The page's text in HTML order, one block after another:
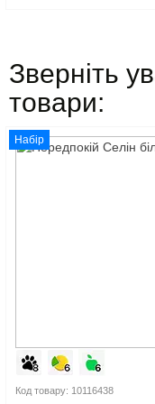
Зверніть
товари:
Набір
Код товару: 10116438